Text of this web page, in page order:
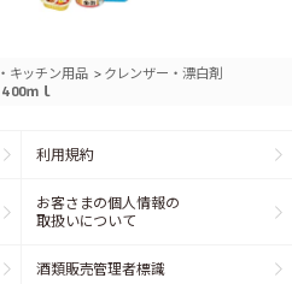
キッチン用品 > クレンザー・漂白剤
ｍｌ
利用規約
お客さまの個人情報の
取扱いについて
酒類販売管理者標識